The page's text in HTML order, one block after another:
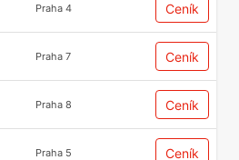
Praha 4 Ceník
Praha 7 Ceník
Praha 8 Ceník
Praha 5 Ceník